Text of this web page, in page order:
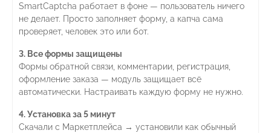
SmartCaptcha работает в фоне — пользователь ничего
не делает. Просто заполняет форму, а капча сама
проверяет, человек это или бот.
3. Все формы защищены
Формы обратной связи, комментарии, регистрация,
оформление заказа — модуль защищает всё
автоматически. Настраивать каждую форму не нужно.
4. Установка за 5 минут
Скачали с Маркетплейса → установили как обычный